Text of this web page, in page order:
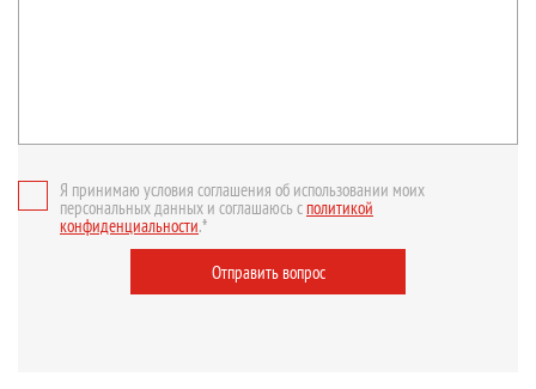
Я принимаю условия соглашения об использовании моих
персональных данных и соглашаюсь сполитикой
конфиденциальности.*
Отправить вопрос